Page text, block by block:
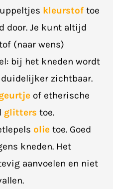
kleurstof toe
door. Je kunt altijd
(naar wens)
bij het kneden wordt
zichtbaar.
of etherische
glitterstoe.
olie toe. Goed
kneden. Het
aanvoelen en niet